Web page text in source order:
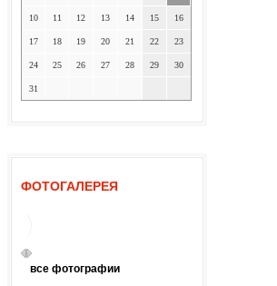
10 11 12 13 14 15 16
17 18 19 20 21 22 23
24 25 26 27 28 29 30
31
ФОТОГАЛЕРЕЯ
все фотографии